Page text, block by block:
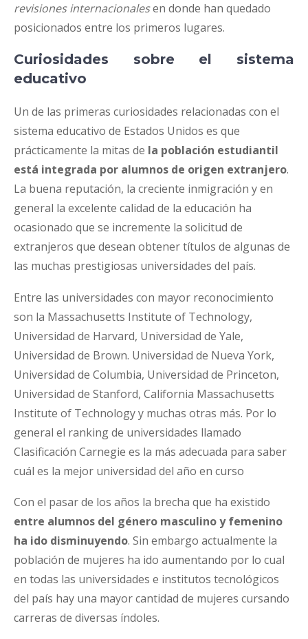
revisiones internacionalesen donde han quedado
posicionados entre los primeros lugares.
Curiosidades sobre el sistema
educativo
Un de las primeras curiosidades relacionadas con el
sistema educativo de Estados Unidos es que
prácticamente la mitas de la población estudiantil
está integrada por alumnos de origen extranjero.
La buena reputación, la creciente inmigración y en
general la excelente calidad de la educación ha
ocasionado que se incremente la solicitud de
extranjeros que desean obtener títulos de algunas de
las muchas prestigiosas universidades del país.
Entre las universidades con mayor reconocimiento
son la Massachusetts Institute of Technology,
Universidad de Harvard, Universidad de Yale,
Universidad de Brown. Universidad de Nueva York,
Universidad de Columbia, Universidad de Princeton,
Universidad de Stanford, California Massachusetts
Institute of Technology y muchas otras más. Por lo
general el ranking de universidades llamado
Clasificación Carnegie es la más adecuada para saber
cuál es la mejor universidad del año en curso
Con el pasar de los años la brecha que ha existido
entre alumnos del género masculino y femenino
ha ido disminuyendo. Sin embargo actualmente la
población de mujeres ha ido aumentando por lo cual
en todas las universidades e institutos tecnológicos
del país hay una mayor cantidad de mujeres cursando
carreras de diversas índoles.